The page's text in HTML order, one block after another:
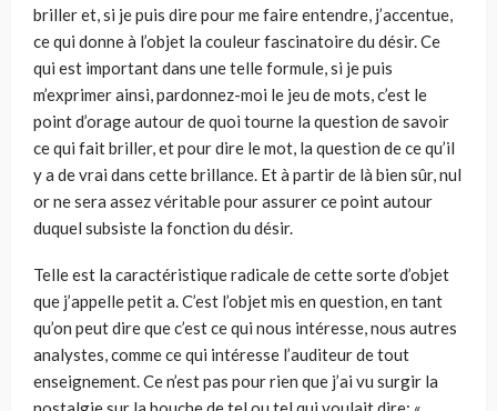
briller et, si je puis dire pour me faire entendre, j’accentue,
ce qui donne à l’objet la couleur fascinatoire du désir. Ce
qui est important dans une telle formule, si je puis
m’exprimer ainsi, pardonnez-moi le jeu de mots, c’est le
point d’orage autour de quoi tourne la question de savoir
ce qui fait briller, et pour dire le mot, la question de ce qu’il
y a de vrai dans cette brillance. Et à partir de là bien sûr, nul
or ne sera assez véritable pour assurer ce point autour
duquel subsiste la fonction du désir.
Telle est la caractéristique radicale de cette sorte d’objet
que j’appelle petit a. C’est l’objet mis en question, en tant
qu’on peut dire que c’est ce qui nous intéresse, nous autres
analystes, comme ce qui intéresse l’auditeur de tout
enseignement. Ce n’est pas pour rien que j’ai vu surgir la